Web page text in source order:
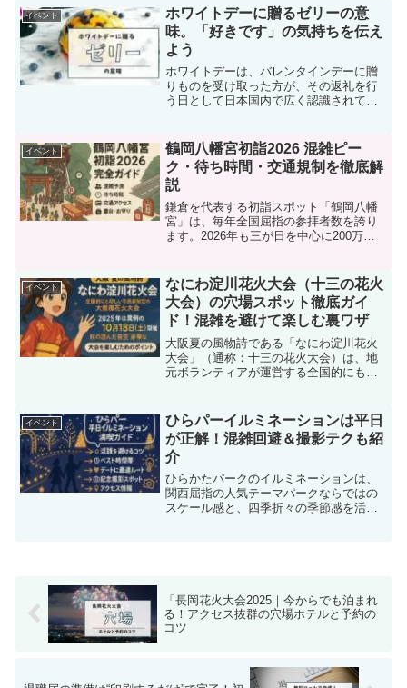
り知れません。夜空に輝く600万球以上の
LEDが創り出す幻想的な...
イベント
ホワイトデーに贈るゼリーの意
味。「好きです」の気持ちを伝え
よう
ホワイトデーは、バレンタインデーに贈
りものを受け取った方が、その返礼を行
う日として日本国内で広く認識されてい
て、お返しをする典型的な文化です。こ
の記念日は1978年...
イベント
鶴岡八幡宮初詣2026 混雑ピー
ク・待ち時間・交通規制を徹底解
説
鎌倉を代表する初詣スポット「鶴岡八幡
宮」は、毎年全国屈指の参拝者数を誇り
ます。2026年も三が日を中心に200万人
快適な参拝のカギです。この記事では、
鶴岡八幡宮の初詣2...
イベント
なにわ淀川花火大会（十三の花火
大会）の穴場スポット徹底ガイ
ド！混雑を避けて楽しむ裏ワザ
大阪夏の風物詩である「なにわ淀川花火
大会」（通称：十三の花火大会）は、地
元ボランティアが運営する全国的にも珍
和7年）は大阪・関西万博との日程重複を
避けるため、異例...
イベント
ひらパーイルミネーションは平日
が正解！混雑回避＆撮影テクも紹
介
ひらかたパークのイルミネーションは、
関西屈指の人気テーマパークならではの
スケール感と、四季折々の季節感を活か
「長岡花火大会2025｜今からでも泊まれ
る！アクセス抜群の穴場ホテルと予約の
コツ